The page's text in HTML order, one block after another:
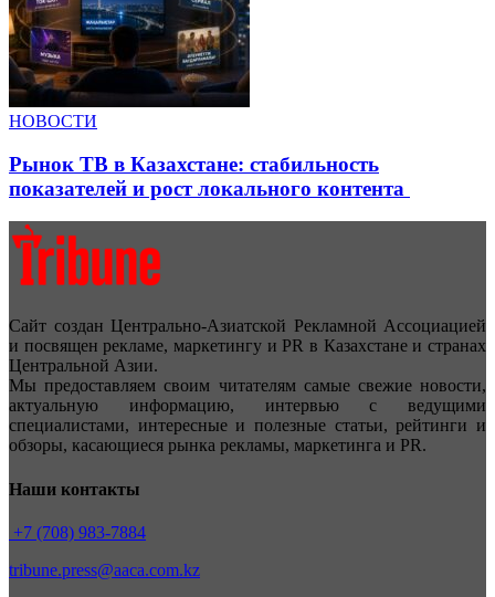
НОВОСТИ
Рынок ТВ в Казахстане: стабильность
показателей и рост локального контента
Сайт создан Центрально-Азиатской Рекламной Ассоциацией
и посвящен рекламе, маркетингу и PR в Казахстане и странах
Центральной Азии.
Мы предоставляем своим читателям самые свежие новости,
актуальную информацию, интервью с ведущими
специалистами, интересные и полезные статьи, рейтинги и
обзоры, касающиеся рынка рекламы, маркетинга и PR.
Наши контакты
+7 (708) 983-7884
tribune.press@aaca.com.kz